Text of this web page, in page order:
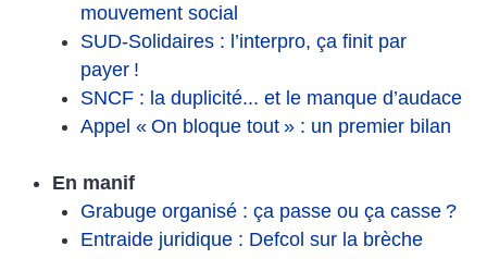
mouvement social
SUD-Solidaires : l’interpro, ça finit par
payer !
SNCF : la duplicité... et le manque d’audace
Appel « On bloque tout » : un premier bilan
En manif
Grabuge organisé : ça passe ou ça casse ?
Entraide juridique : Defcol sur la brèche